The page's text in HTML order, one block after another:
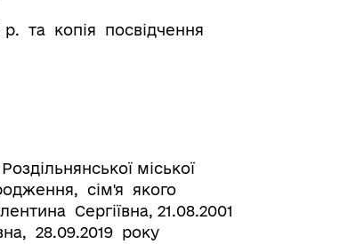
та копія посвідчення
міської
сім'я якого
Сергіївна, 21.08.2001
28.09.2019 року